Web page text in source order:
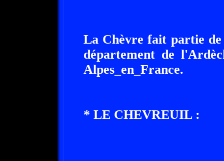
La Chèvre fait partie de
département de
Alpes_en_France.
* LE CHEVREUIL :